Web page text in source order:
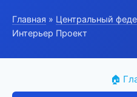
Главная » Центральный
Интерьер Проект
🏠